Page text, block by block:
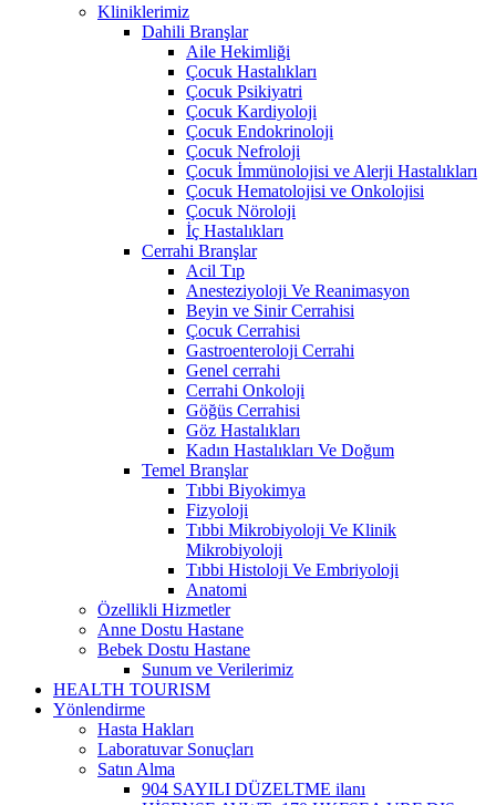
Kliniklerimiz
Dahili Branşlar
Aile Hekimliği
Çocuk Hastalıkları
Çocuk Psikiyatri
Çocuk Kardiyoloji
Çocuk Endokrinoloji
Çocuk Nefroloji
Çocuk İmmünolojisi ve Alerji Hastalıkları
Çocuk Hematolojisi ve Onkolojisi
Çocuk Nöroloji
İç Hastalıkları
Cerrahi Branşlar
Acil Tıp
Anesteziyoloji Ve Reanimasyon
Beyin ve Sinir Cerrahisi
Çocuk Cerrahisi
Gastroenteroloji Cerrahi
Genel cerrahi
Cerrahi Onkoloji
Göğüs Cerrahisi
Göz Hastalıkları
Kadın Hastalıkları Ve Doğum
Temel Branşlar
Tıbbi Biyokimya
Fizyoloji
Tıbbi Mikrobiyoloji Ve Klinik
Mikrobiyoloji
Tıbbi Histoloji Ve Embriyoloji
Anatomi
Özellikli Hizmetler
Anne Dostu Hastane
Bebek Dostu Hastane
Sunum ve Verilerimiz
HEALTH TOURISM
Yönlendirme
Hasta Hakları
Laboratuvar Sonuçları
Satın Alma
904 SAYILI DÜZELTME ilanı